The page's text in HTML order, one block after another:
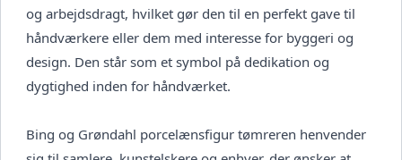
og arbejdsdragt, hvilket gør den til en perfekt gave til
håndværkere eller dem med interesse for byggeri og
design. Den står som et symbol på dedikation og
dygtighed inden for håndværket.
Bing og Grøndahl porcelænsfigur tømreren henvender